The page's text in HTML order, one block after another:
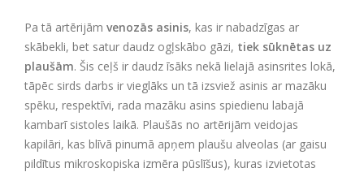
Pa tā artērijām venozās asinis, kas ir nabadzīgas ar
skābekli, bet satur daudz ogļskābo gāzi, tiek sūknētas uz
plaušām. Šis ceļš ir daudz īsāks nekā lielajā asinsrites lokā,
tāpēc sirds darbs ir vieglāks un tā izsviež asinis ar mazāku
spēku, respektīvi, rada mazāku asins spiedienu labajā
kambarī sistoles laikā. Plaušās no artērijām veidojas
kapilāri, kas blīvā pinumā apņem plaušu alveolas (ar gaisu
pildītus mikroskopiska izmēra pūslīšus), kuras izvietotas